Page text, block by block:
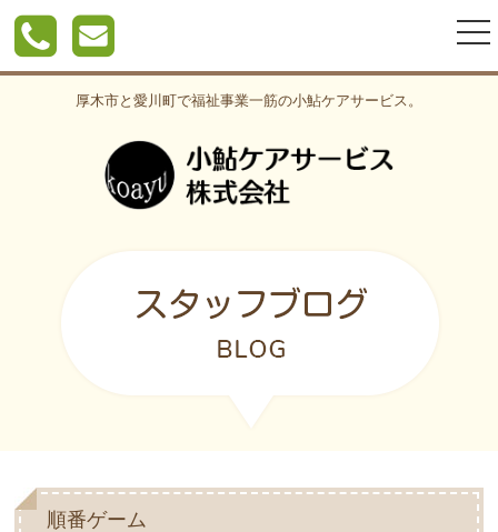
厚木市と愛川町で福祉事業一筋の小鮎ケアサービス。
順番ゲーム